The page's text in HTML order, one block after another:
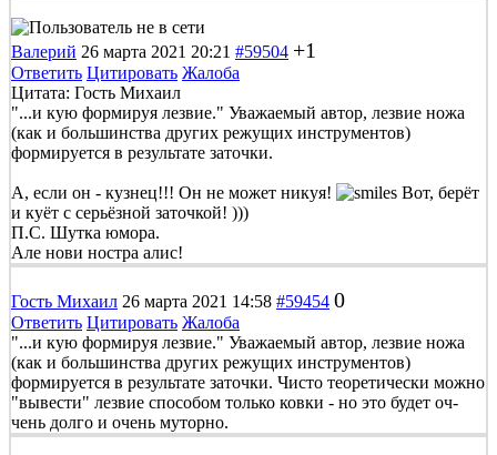
Валерий 26 марта 2021 20:21 #59504 +1
Ответить Цитировать Жалоба
Цитата: Гость Михаил
"...и кую формируя лезвие." Уважаемый автор, лезвие ножа
(как и большинства других режущих инструментов)
формируется в результате заточки.
А, если он - кузнец!!! Он не может никуя!
Вот, берёт
и куёт с серьёзной заточкой! )))
П.С. Шутка юмора.
Але нови ностра алис!
Гость Михаил 26 марта 2021 14:58 #59454 0
Ответить Цитировать Жалоба
"...и кую формируя лезвие." Уважаемый автор, лезвие ножа
(как и большинства других режущих инструментов)
формируется в результате заточки. Чисто теоретически можно
"вывести" лезвие способом только ковки - но это будет оч-
чень долго и очень муторно.